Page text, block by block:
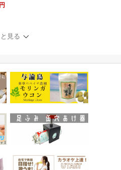
30リットル E
イド ふた付き
ステップビン
円
見る